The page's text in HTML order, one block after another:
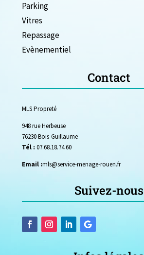
Parking
Vitres
Repassage
Evènementiel
Contact
MLS Propreté
948 rue Herbeuse
76230 Bois-Guillaume
Tél : 07.68.18.74.60
Email :mls@service-menage-rouen.fr
Suivez-nous